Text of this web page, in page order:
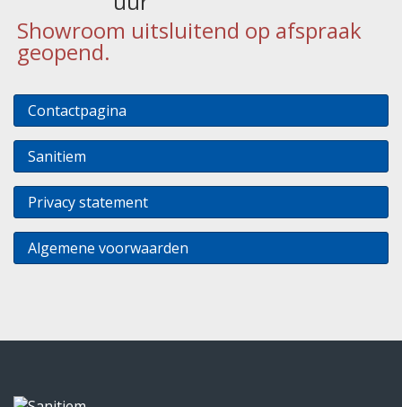
Showroom uitsluitend op afspraak
geopend.
Contactpagina
Sanitiem
Privacy statement
Algemene voorwaarden